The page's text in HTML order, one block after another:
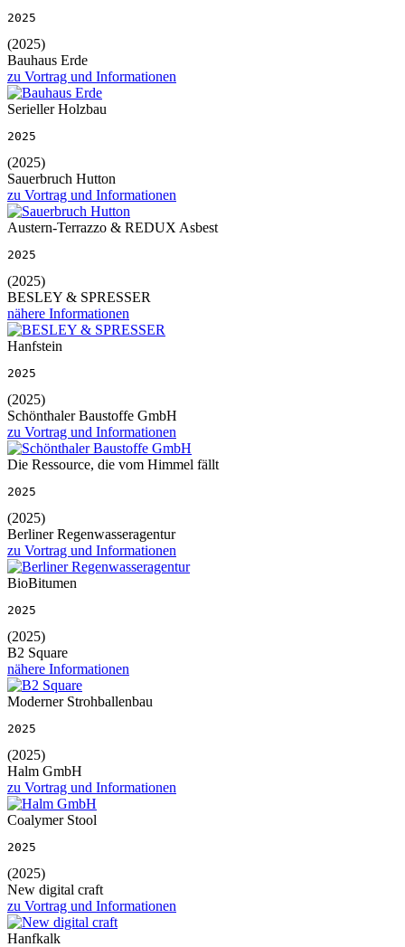
2025
(2025)
Bauhaus Erde
zu Vortrag und Informationen
Serieller Holzbau
2025
(2025)
Sauerbruch Hutton
zu Vortrag und Informationen
Austern-Terrazzo & REDUX Asbest
2025
(2025)
BESLEY & SPRESSER
nähere Informationen
Hanfstein
2025
(2025)
Schönthaler Baustoffe GmbH
zu Vortrag und Informationen
Die Ressource, die vom Himmel fällt
2025
(2025)
Berliner Regenwasseragentur
zu Vortrag und Informationen
BioBitumen
2025
(2025)
B2 Square
nähere Informationen
Moderner Strohballenbau
2025
(2025)
Halm GmbH
zu Vortrag und Informationen
Coalymer Stool
2025
(2025)
New digital craft
zu Vortrag und Informationen
Hanfkalk